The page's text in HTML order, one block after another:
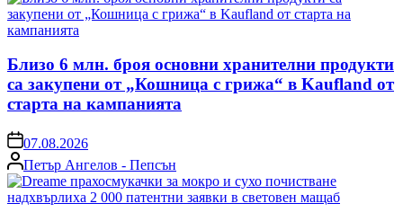
Близо 6 млн. броя основни хранителни продукти
са закупени от „Кошница с грижа“ в Kaufland от
старта на кампанията
on07.08.2026
Posted
by
Петър Ангелов - Пепсън